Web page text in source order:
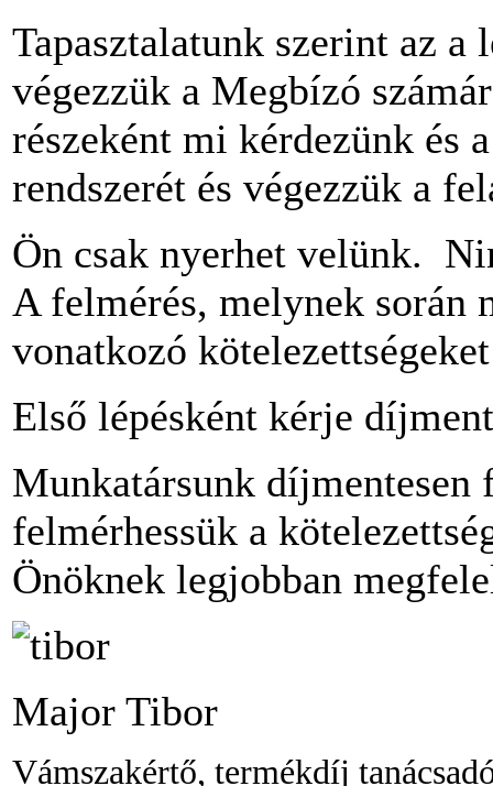
Tapasztalatunk szerint az a
végezzük a Megbízó
részeként mi kérdezünk és
rendszerét és végezzük a
Ön csak nyerhet velünk.
A felmérés, melynek során
vonatkozó
Első lépésként kérje
Munkatársunk díjmentesen
felmérhessük a
Önöknek legjobban
Major Tibor
Vámszakértő, termékdíj